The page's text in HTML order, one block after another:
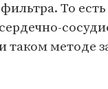
То
таком методе